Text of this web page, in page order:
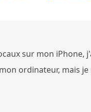
sur mon iPhone,
ordinateur, mais je